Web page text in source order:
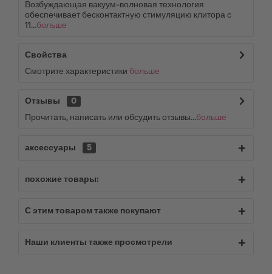
Возбуждающая вакуум-волновая технология
обеспечивает бесконтактную стимуляцию клитора с
11...больше
Свойства
Смотрите характеристики больше
Отзывы
0
Прочитать, написать или обсудить отзывы...больше
аксессуары 5
похожие товары:
С этим товаром также покупают
Наши клиенты также просмотрели